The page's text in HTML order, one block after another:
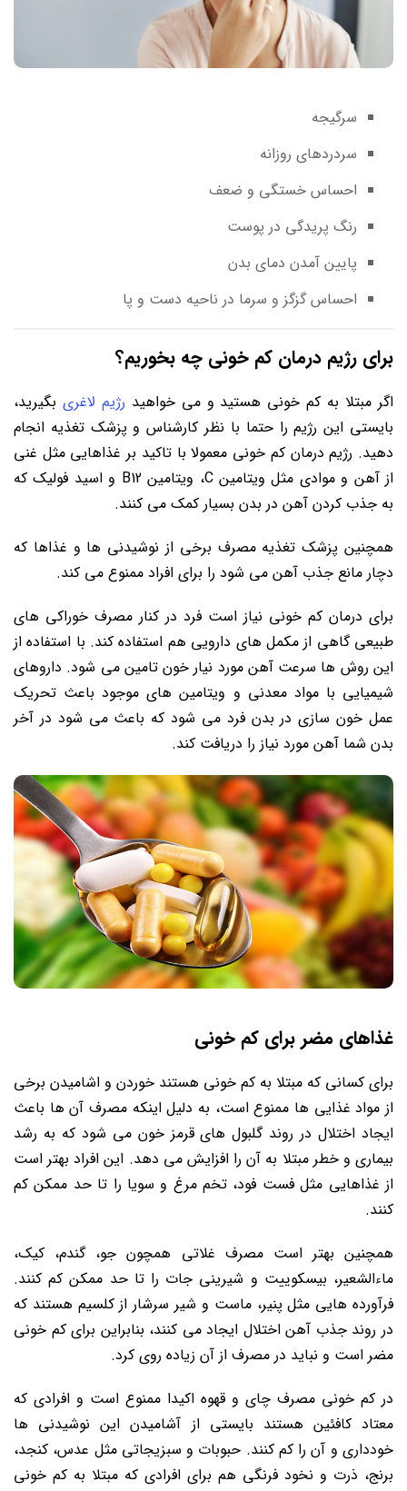
سرگیجه
سردردهای روزانه
احساس خستگی و ضعف
رنگ‌ پریدگی در پوست
پایین آمدن دمای بدن
احساس گزگز و سرما در ناحیه دست و پا
برای رژیم درمان کم خونی چه بخوریم؟
اگر مبتلا به کم خونی هستید و می خواهید رژیم لاغری بگیرید،
بایستی این رژیم را حتما با نظر کارشناس و پزشک تغذیه انجام
دهید. رژیم درمان کم خونی معمولا با تاکید بر غذاهایی مثل غنی
از آهن و موادی مثل ویتامین C، ویتامین B12 و اسید فولیک که
به جذب کردن آهن در بدن بسیار کمک می کنند.
همچنین پزشک تغذیه مصرف برخی از نوشیدنی ها و غذاها که
دچار مانع جذب آهن می شود را برای افراد ممنوع می کند.
برای درمان کم خونی نیاز است فرد در کنار مصرف خوراکی های
طبیعی گاهی از مکمل های دارویی هم استفاده کند. با استفاده از
این روش ها سرعت آهن مورد نیار خون تامین می شود. داروهای
شیمیایی با مواد معدنی و ویتامین های موجود باعث تحریک
عمل خون سازی در بدن فرد می شود که باعث می شود در آخر
بدن شما آهن مورد نیاز را دریافت کند.
غذاهای مضر برای کم‌ خونی
برای کسانی که مبتلا به کم خونی هستند خوردن و اشامیدن برخی
از مواد غذایی ها ممنوع است، به دلیل اینکه مصرف آن ها باعث
ایجاد اختلال در روند گلبول های قرمز خون می شود که به رشد
بیماری و خطر مبتلا به آن را افزایش می دهد. این افراد بهتر است
از غذاهایی مثل فست فود، تخم مرغ و سویا را تا حد ممکن کم
کنند.
همچنین بهتر است مصرف غلاتی همچون جو، گندم، کیک،
ماءالشعیر، بیسکوییت و شیرینی جات را تا حد ممکن کم کنند.
فرآورده هایی مثل پنیر، ماست و شیر سرشار از کلسیم هستند که
در روند جذب آهن اختلال ایجاد می کنند، بنابراین برای کم خونی
مضر است و نباید در مصرف از آن زیاده روی کرد.
در کم خونی مصرف چای و قهوه اکیدا ممنوع است و افرادی که
معتاد کافئین هستند بایستی از آشامیدن این نوشیدنی ها
خودداری و آن را کم کنند. حبوبات و سبزیجاتی مثل عدس، کنجد،
برنج، ذرت و نخود فرنگی هم برای افرادی که مبتلا به کم خونی